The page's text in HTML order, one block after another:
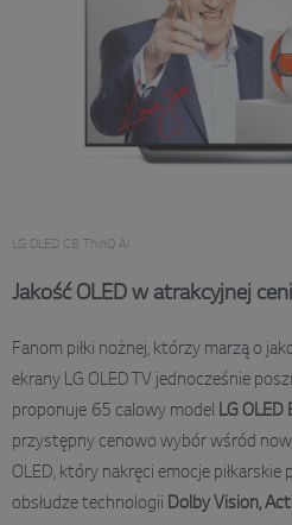
LG OLED C8 ThinQ AI
Jakość OLED w atrakcyjnej
Fanom piłki nożnej, którzy marzą o
ekrany LG OLED TV jednocześnie
proponuje 65 calowy model LG OLED
przystępny cenowo wybór wśród
OLED, który nakręci emocje piłkarskie
obsłudze technologii Dolby Vision,